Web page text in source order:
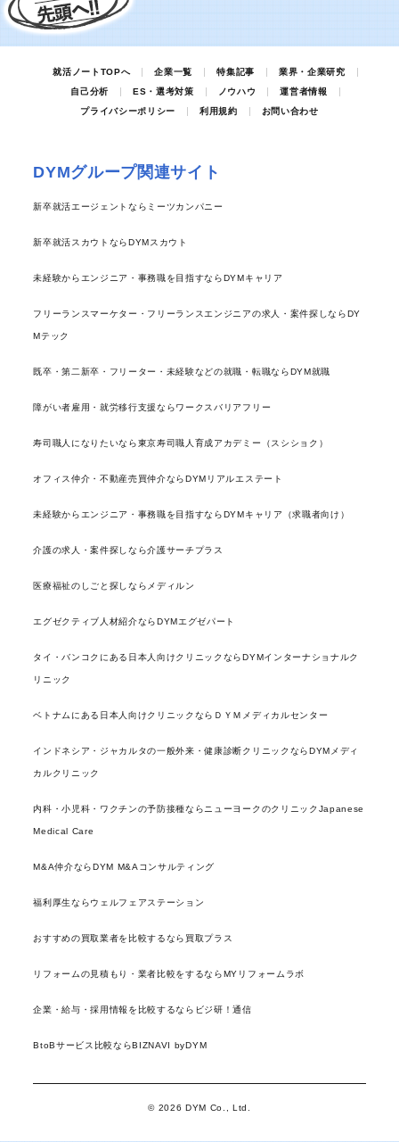
就活ノートTOPへ 企業一覧 特集記事
業界・企業研究
自己分析
ES・選考対策 ノウハウ
運営者情報
プライバシーポリシー
利用規約 お問い合わせ
DYMグループ関連サイト
新卒就活エージェントならミーツカンパニー
新卒就活スカウトならDYMスカウト
未経験からエンジニア・事務職を目指すならDYMキャリア
フリーランスマーケター・フリーランスエンジニアの求人・案件探しならDY
Mテック
既卒・第二新卒・フリーター・未経験などの就職・転職ならDYM就職
障がい者雇用・就労移行支援ならワークスバリアフリー
寿司職人になりたいなら東京寿司職人育成アカデミー（スシショク）
オフィス仲介・不動産売買仲介ならDYMリアルエステート
未経験からエンジニア・事務職を目指すならDYMキャリア（求職者向け）
介護の求人・案件探しなら介護サーチプラス
医療福祉のしごと探しならメディルン
エグゼクティブ人材紹介ならDYMエグゼパート
タイ・バンコクにある日本人向けクリニックならDYMインターナショナルク
リニック
ベトナムにある日本人向けクリニックならＤＹＭメディカルセンター
インドネシア・ジャカルタの一般外来・健康診断クリニックならDYMメディ
カルクリニック
内科・小児科・ワクチンの予防接種ならニューヨークのクリニックJapanese
Medical Care
M&A仲介ならDYM M&Aコンサルティング
福利厚生ならウェルフェアステーション
おすすめの買取業者を比較するなら買取プラス
リフォームの見積もり・業者比較をするならMYリフォームラボ
企業・給与・採用情報を比較するならビジ研！通信
BtoBサービス比較ならBIZNAVI byDYM
© 2026 DYM Co., Ltd.